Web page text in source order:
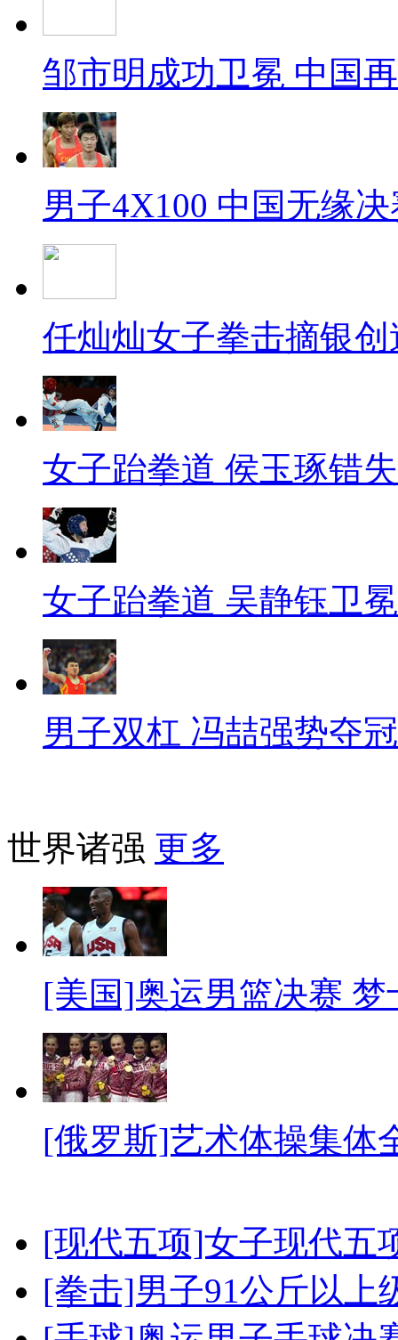
邹市明成功卫冕 中国
男子4X100 中国无缘
任灿灿女子拳击摘银
女子跆拳道 侯玉琢错
女子跆拳道 吴静钰卫冕
男子双杠 冯喆强势夺冠
世界诸强 更多
[美国]奥运男篮决赛
[俄罗斯]艺术体操集体
[现代五项]女子现代五
[拳击]男子91公斤以上